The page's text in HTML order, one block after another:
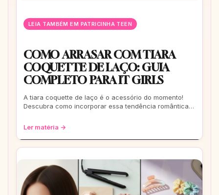
LEIA TAMBÉM EM PATRICINHA TEEN
COMO ARRASAR COM TIARA
COQUETTE DE LAÇO: GUIA
COMPLETO PARA IT GIRLS
A tiara coquette de laço é o acessório do momento!
Descubra como incorporar essa tendência romântica e
Ler matéria →